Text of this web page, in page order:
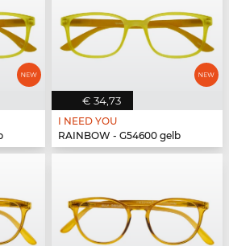
€ 34,73
I NEED YOU
RAINBOW - G54600 gelb